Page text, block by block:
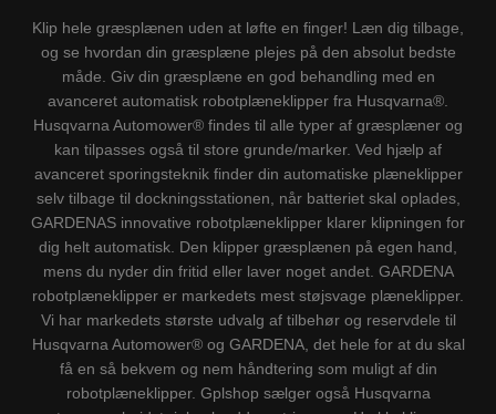
Klip hele græsplænen uden at løfte en finger! Læn dig tilbage,
og se hvordan din græsplæne plejes på den absolut bedste
måde. Giv din græsplæne en god behandling med en
avanceret automatisk robotplæneklipper fra Husqvarna®.
Husqvarna Automower® findes til alle typer af græsplæner og
kan tilpasses også til store grunde/marker. Ved hjælp af
avanceret sporingsteknik finder din automatiske plæneklipper
selv tilbage til dockningsstationen, når batteriet skal oplades,
GARDENAS innovative robotplæneklipper klarer klipningen for
dig helt automatisk. Den klipper græsplænen på egen hand,
mens du nyder din fritid eller laver noget andet. GARDENA
robotplæneklipper er markedets mest støjsvage plæneklipper.
Vi har markedets største udvalg af tilbehør og reservdele til
Husqvarna Automower® og GARDENA, det hele for at du skal
få en så bekvem og nem håndtering som muligt af din
robotplæneklipper. Gplshop sælger også Husqvarna